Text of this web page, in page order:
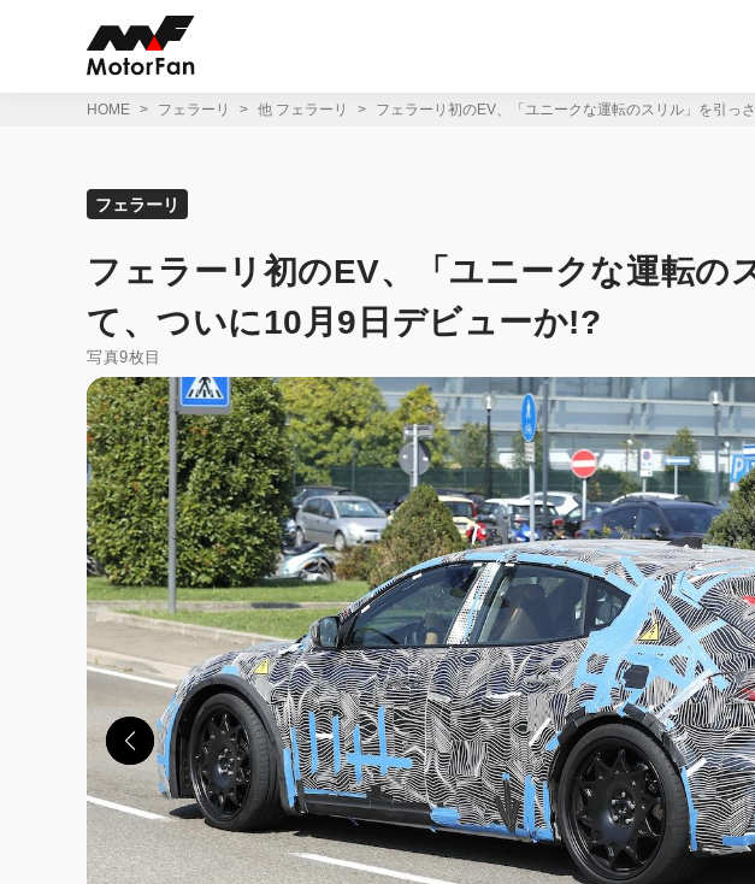
HOME フェラーリ 他 フェラーリ フェラーリ初のEV、「ユニークな運転のスリル」を引っ
フェラーリ
フェラーリ初のEV、「ユニークな運転の
て、ついに10月9日デビューか!?
写真9枚目